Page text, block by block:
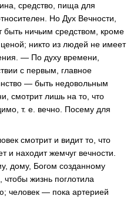
средство, пища для
Но Дух Вечности,
быть ничьим средством, кроме
никто из людей не имеет
— По духу времени,
с первым, главное
— быть недовольным
смотрит лишь на то, что
т. е. вечно. Посему для
смотрит и видит то, что
и находит жемчуг вечности.
дому, Богом созданному
жизнь поглотила
человек — пока артерией